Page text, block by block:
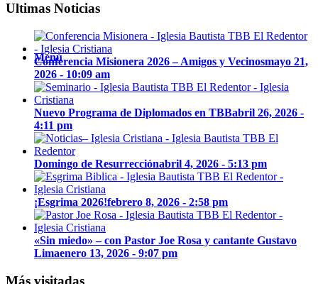
Menú
Ultimas Noticias
Conferencia Misionera 2026 – Amigos y Vecinosmayo 21,
2026 - 10:09 am
Nuevo Programa de Diplomados en TBBabril 26, 2026 -
4:11 pm
Domingo de Resurrecciónabril 4, 2026 - 5:13 pm
¡Esgrima 2026!febrero 8, 2026 - 2:58 pm
«Sin miedo» – con Pastor Joe Rosa y cantante Gustavo
Limaenero 13, 2026 - 9:07 pm
Más visitadas